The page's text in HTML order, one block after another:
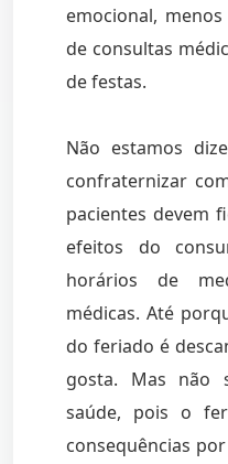
emocional,
de consultas
de festas.
Não estamos
confraternizar
pacientes devem
efeitos do
horários de
médicas. Até
do feriado é
gosta. Mas não
saúde, pois o
consequências